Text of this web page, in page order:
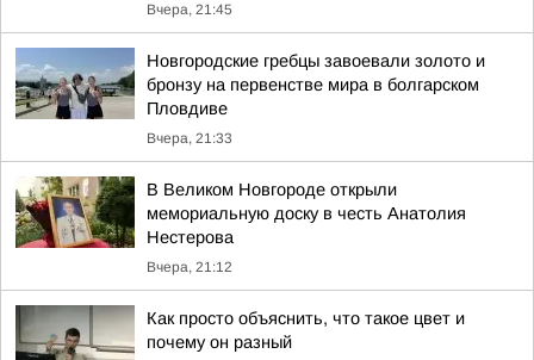
Вчера, 21:45
Новгородские гребцы завоевали золото и
бронзу на первенстве мира в болгарском
Пловдиве
Вчера, 21:33
В Великом Новгороде открыли
мемориальную доску в честь Анатолия
Нестерова
Вчера, 21:12
Как просто объяснить, что такое цвет и
почему он разный